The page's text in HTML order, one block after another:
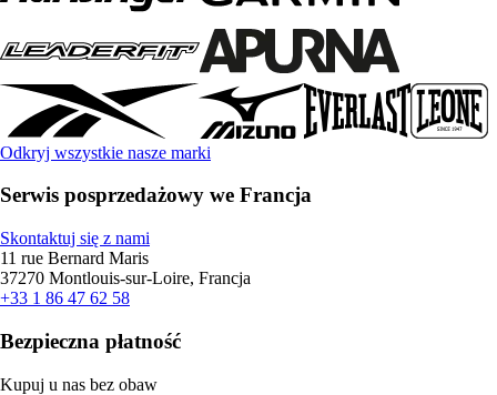
Odkryj wszystkie nasze marki
Serwis posprzedażowy we Francja
Skontaktuj się z nami
11 rue Bernard Maris
37270 Montlouis-sur-Loire, Francja
+33 1 86 47 62 58
Bezpieczna płatność
Kupuj u nas bez obaw